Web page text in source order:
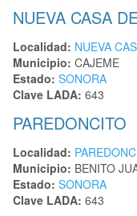
NUEVA CASA
Localidad: NUEVA
Municipio: CAJEME
Estado: SONORA
Clave LADA: 643
PAREDONCITO
Localidad:
Municipio: BENITO
Estado: SONORA
Clave LADA: 643